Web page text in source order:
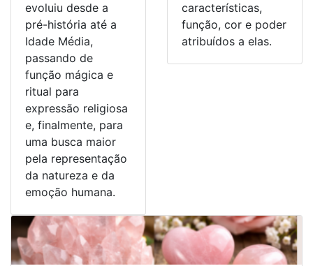
evoluiu desde a
pré-história até a
Idade Média,
passando de
função mágica e
ritual para
expressão religiosa
e, finalmente, para
uma busca maior
pela representação
da natureza e da
emoção humana.
características,
função, cor e poder
atribuídos a elas.